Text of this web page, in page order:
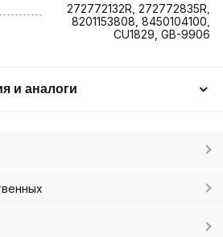
272772132R, 272772835R,
8201153808, 8450104100,
CU1829, GB-9906
и аналоги